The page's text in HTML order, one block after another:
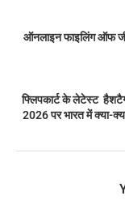
ऑनलाइन फाइलिंग ऑफ
फ्लिपकार्ट के लेटेस्ट हैशटैग
2026 पर भारत में क्या-